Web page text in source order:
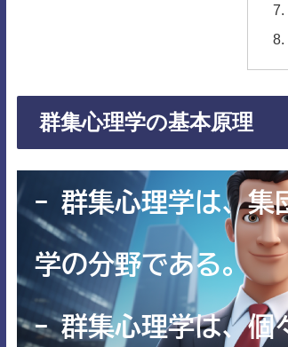
群集心理学の基本原理